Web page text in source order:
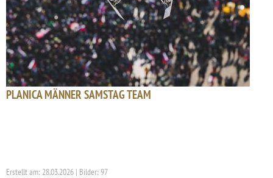
PLANICA MÄNNER SAMSTAG TEAM
Erstellt am: 28.03.2026 | Bilder: 97